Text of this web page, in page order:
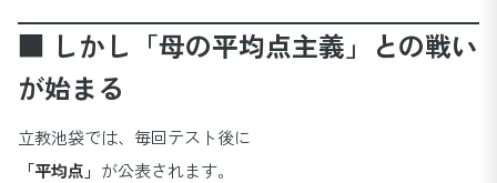
■ しかし「母の平均点主義」との戦い
が始まる
立教池袋では、毎回テスト後に
「平均点」 が公表されます。